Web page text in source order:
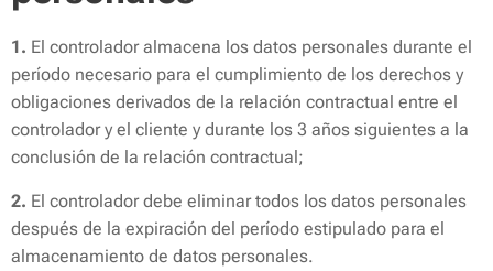
1. El controlador almacena los datos personales durante el
período necesario para el cumplimiento de los derechos y
obligaciones derivados de la relación contractual entre el
controlador y el cliente y durante los 3 años siguientes a la
conclusión de la relación contractual;
2. El controlador debe eliminar todos los datos personales
después de la expiración del período estipulado para el
almacenamiento de datos personales.